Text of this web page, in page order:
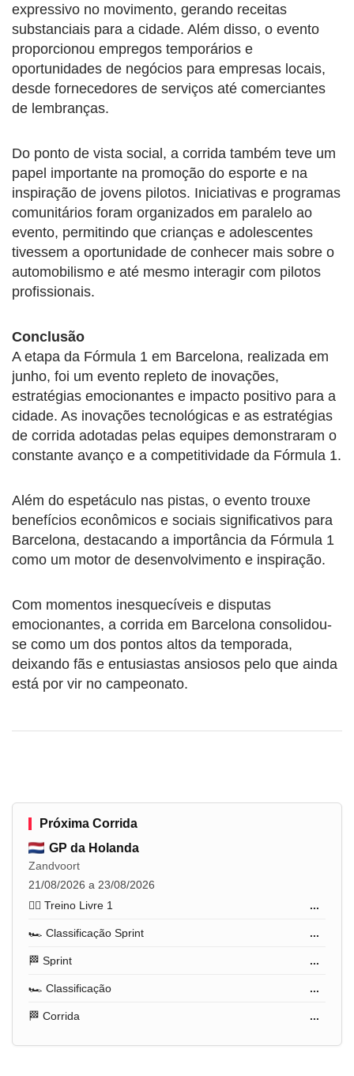
expressivo no movimento, gerando receitas
substanciais para a cidade. Além disso, o evento
proporcionou empregos temporários e
oportunidades de negócios para empresas locais,
desde fornecedores de serviços até comerciantes
de lembranças.
Do ponto de vista social, a corrida também teve um
papel importante na promoção do esporte e na
inspiração de jovens pilotos. Iniciativas e programas
comunitários foram organizados em paralelo ao
evento, permitindo que crianças e adolescentes
tivessem a oportunidade de conhecer mais sobre o
automobilismo e até mesmo interagir com pilotos
profissionais.
Conclusão
A etapa da Fórmula 1 em Barcelona, realizada em
junho, foi um evento repleto de inovações,
estratégias emocionantes e impacto positivo para a
cidade. As inovações tecnológicas e as estratégias
de corrida adotadas pelas equipes demonstraram o
constante avanço e a competitividade da Fórmula 1.
Além do espetáculo nas pistas, o evento trouxe
benefícios econômicos e sociais significativos para
Barcelona, destacando a importância da Fórmula 1
como um motor de desenvolvimento e inspiração.
Com momentos inesquecíveis e disputas
emocionantes, a corrida em Barcelona consolidou-
se como um dos pontos altos da temporada,
deixando fãs e entusiastas ansiosos pelo que ainda
está por vir no campeonato.
Próxima Corrida
GP da Holanda
Zandvoort
21/08/2026 a 23/08/2026
🏋️‍♂️ Treino Livre 1
...
🏎️ Classificação Sprint ...
🏁 Sprint ...
🏎️ Classificação ...
🏁 Corrida ...